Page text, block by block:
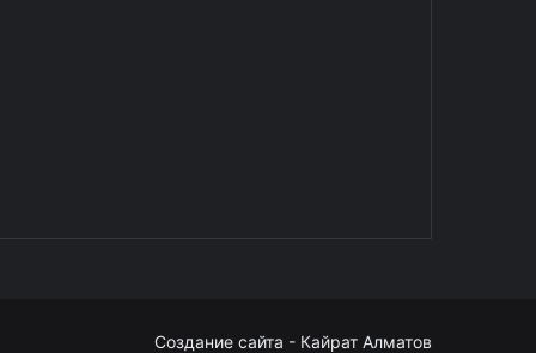
Создание сайта - Кайрат Алматов